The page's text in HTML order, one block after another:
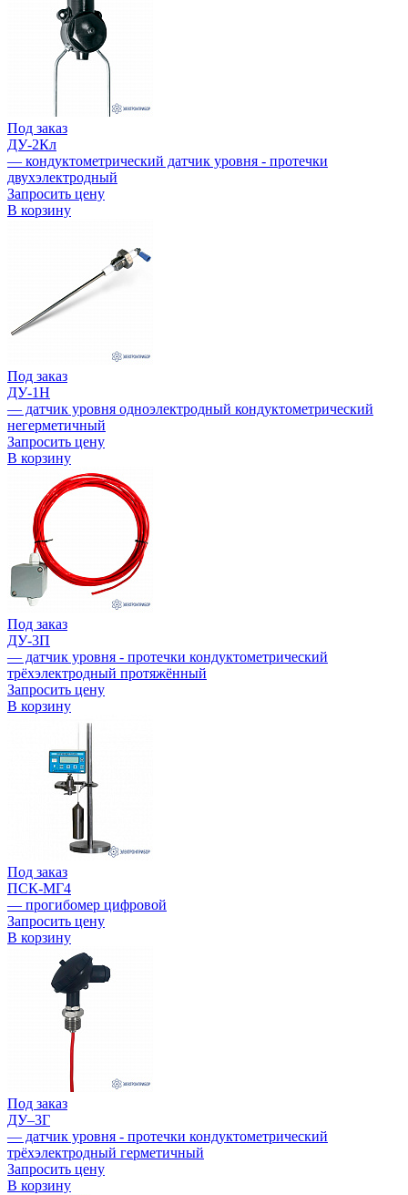
Под заказ
ДУ-2Кл
— кондуктометрический датчик уровня - протечки
двухэлектродный
Запросить цену
В корзину
Под заказ
ДУ-1Н
— датчик уровня одноэлектродный кондуктометрический
негерметичный
Запросить цену
В корзину
Под заказ
ДУ-3П
— датчик уровня - протечки кондуктометрический
трёхэлектродный протяжённый
Запросить цену
В корзину
Под заказ
ПСК-МГ4
— прогибомер цифровой
Запросить цену
В корзину
Под заказ
ДУ–3Г
— датчик уровня - протечки кондуктометрический
трёхэлектродный герметичный
Запросить цену
В корзину